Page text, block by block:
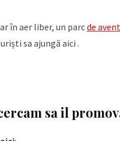
în aer liber, un parcde
sa ajungă aici .
sa il